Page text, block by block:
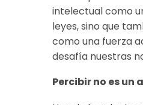
intelectual como
leyes, sino que
como una fuerza
desafía nuestras
Percibir no es un